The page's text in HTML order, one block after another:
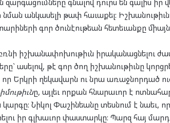
նման անկասելի թափ հաւաքել:
գոր ծունէութեան հետեւանքը
իշխանափոխութիւն իրականացնելու
ասելով, թէ գոր ծող իշխանութիւնը
Երկրի ղեկավարն ու նրա առաջնորդած
իմութիւնը, այլեւ որքան հնարաւոր է
Նիկոլ Փաշինեանը տեսնում է նաեւ,
իր գլխաւոր փաստարկը: Պարզ հայ